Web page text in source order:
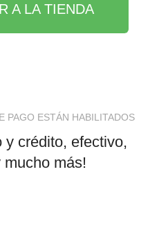
A LA TIENDA
PAGO ESTÁN HABILITADOS
y crédito, efectivo,
más!